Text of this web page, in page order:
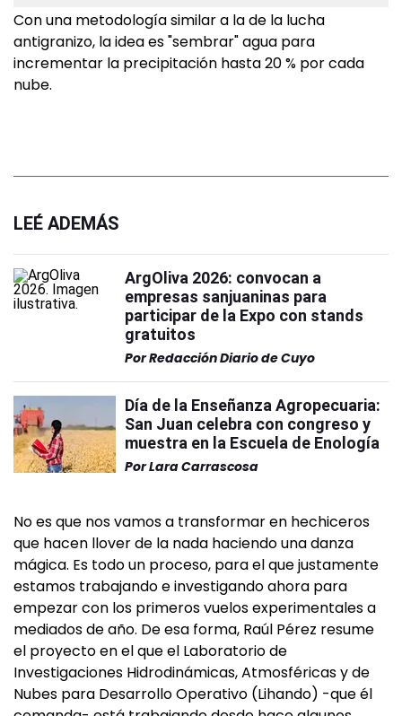
Con una metodología similar a la de la lucha
antigranizo, la idea es "sembrar" agua para
incrementar la precipitación hasta 20 % por cada
nube.
LEÉ ADEMÁS
ArgOliva 2026: convocan a
empresas sanjuaninas para
participar de la Expo con stands
gratuitos
PorRedacción Diario de Cuyo
Día de la Enseñanza Agropecuaria:
San Juan celebra con congreso y
muestra en la Escuela de Enología
PorLara Carrascosa
No es que nos vamos a transformar en hechiceros
que hacen llover de la nada haciendo una danza
mágica. Es todo un proceso, para el que justamente
estamos trabajando e investigando ahora para
empezar con los primeros vuelos experimentales a
mediados de año. De esa forma, Raúl Pérez resume
el proyecto en el que el Laboratorio de
Investigaciones Hidrodinámicas, Atmosféricas y de
Nubes para Desarrollo Operativo (Lihando) -que él